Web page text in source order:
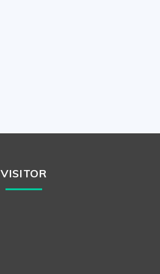
VISITOR